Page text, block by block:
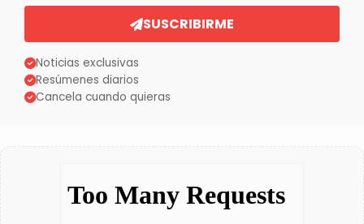
SUSCRIBIRME
Noticias exclusivas
Resúmenes diarios
Cancela cuando quieras